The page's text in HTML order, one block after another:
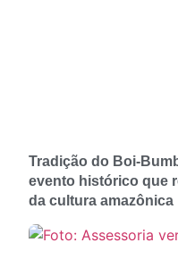
Tradição do Boi-
evento histórico que
da cultura amazônica